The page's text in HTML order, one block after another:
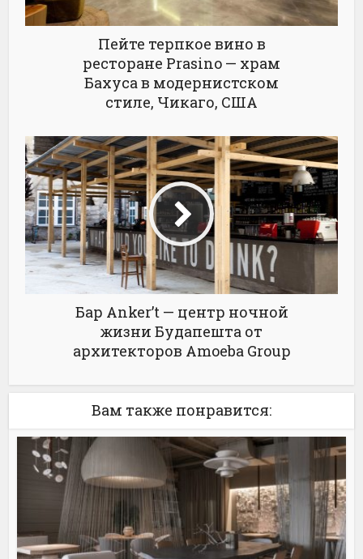
Пейте терпкое вино в
ресторане Prasino — храм
Бахуса в модернистском
стиле, Чикаго, США
Бар Anker’t — центр ночной
жизни Будапешта от
архитекторов Amoeba Group
Вам также понравится: